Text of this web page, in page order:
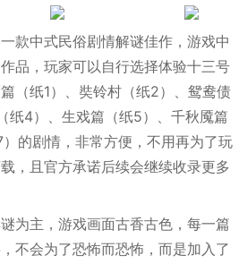
款中式民俗剧情解谜佳作，游戏中
品，玩家可以自行选择体验十三号
（纸1）、奘铃村（纸2）、鸳鸯债
纸4）、生戏篇（纸5）、千秋魇篇
）的剧情，非常方便，不用再为了玩
，且官方承诺后续会继续收录更多
为主，游戏画面古香古色，每一篇
不会为了恐怖而恐怖，而是加入了